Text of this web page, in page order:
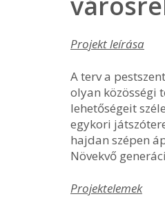
Projekt leírása
A terv a
olyan közösségi
lehetőségeit
egykori
hajdan szépen
Növekvő
Projektelemek